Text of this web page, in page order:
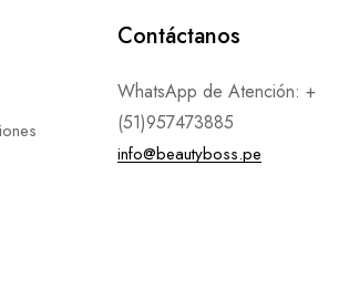
Contáctanos
WhatsApp de Atención: +
(51)957473885
info@beautyboss.pe